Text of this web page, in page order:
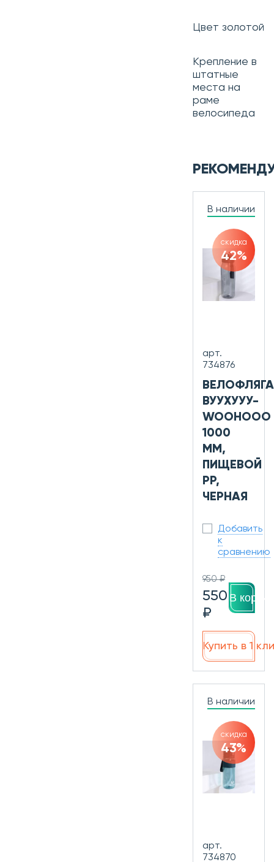
Цвет золотой
Крепление в
штатные
места на
раме
велосипеда
В наличии
скидка
42%
арт.
734876
ВЕЛОФЛЯГА
ВУУХУУУ-
WOOHOOO
1000
ММ,
ПИЩЕВОЙ
PP,
ЧЕРНАЯ
Добавить
к
сравнению
950 ₽
550
₽
В
Купить в 1
В наличии
скидка
43%
арт.
734870